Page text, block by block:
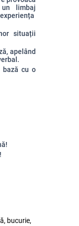
limbaj
situații
apelând
bază cu o
bucurie,